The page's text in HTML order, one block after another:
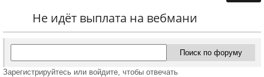
Не идёт выплата на вебмани
Зарегистрируйтесь или войдите, чтобы отвечать